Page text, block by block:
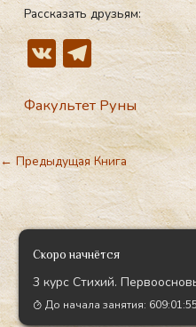
Книга. Магия ВиО 11.
Книга. Магия ВиО 12.
Рассказать друзьям:
V
K
T
el
e
gr
a
m
Факультет Руны
←Предыдущая Книга